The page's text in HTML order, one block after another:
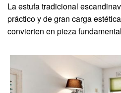
La estufa tradicional
práctico y de gran carga
convierten en pieza